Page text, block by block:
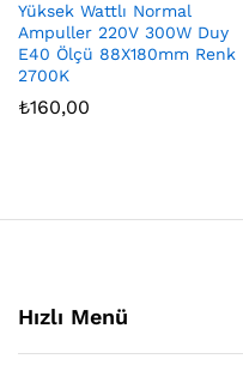
Yüksek Wattlı Normal
Ampuller 220V 300W Duy
E40 Ölçü 88X180mm Renk
2700K
₺160,00
Hızlı Menü